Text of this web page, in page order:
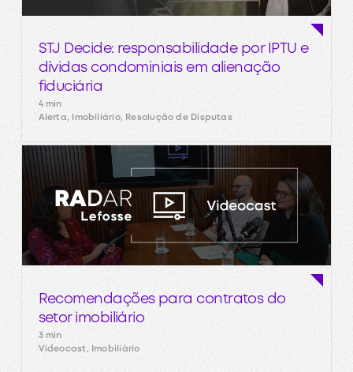
STJ Decide: responsabilidade por IPTU e
dívidas condominiais em alienação
fiduciária
4 min
Alerta, Imobiliário, Resolução de Disputas
Recomendações para contratos do
setor imobiliário
3 min
Videocast, Imobiliário